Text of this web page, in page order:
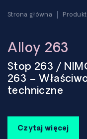
Strona główna
Alloy 263
Stop 263 /
263 –
techniczne
Stop 263, znany
utwardzany
Czytaj więcej